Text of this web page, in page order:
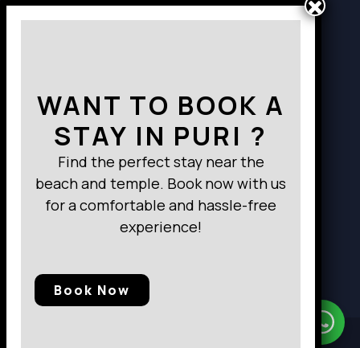
Way to Destination
WANT TO BOOK A
STAY IN PURI ?
Find the perfect stay near the
beach and temple. Book now with us
for a comfortable and hassle-free
experience!
Book Now